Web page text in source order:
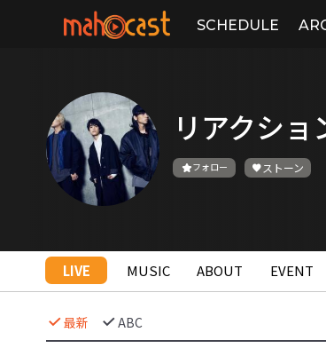
SCHEDULE
リアクショ
フォロー ストーン
LIVE MUSIC ABOUT EVENT
最新 ABC